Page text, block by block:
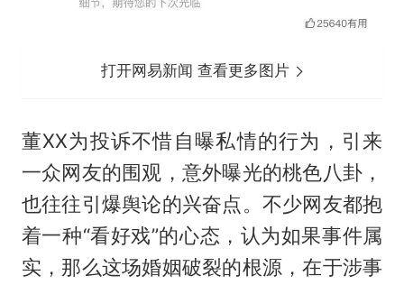
打开网易新闻 查看更多图片
董XX为投诉不惜自曝私情的行为，引来
一众网友的围观，意外曝光的桃色八卦，
也往往引爆舆论的兴奋点。不少网友都抱
着一种“看好戏”的心态，认为如果事件属
实，那么这场婚姻破裂的根源，在于涉事